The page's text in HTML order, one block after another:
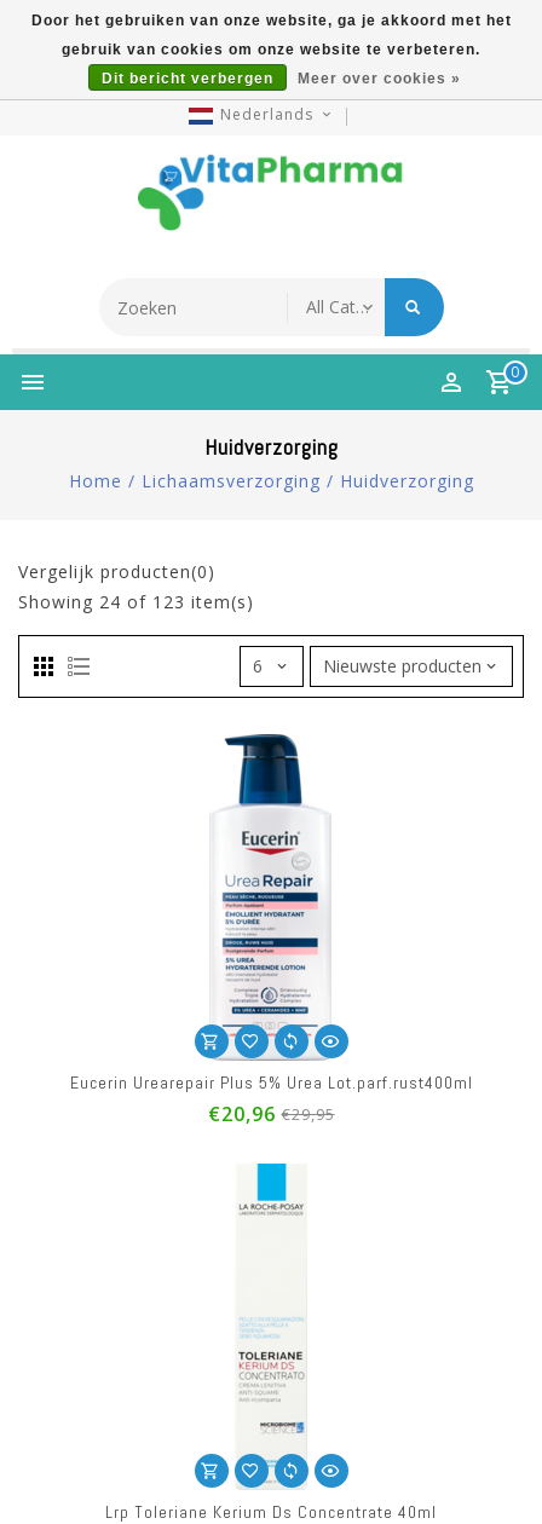
5% Korting Na Aanmelding Op Nieuwsbrief | Gratis
Verzending Vanaf €49 | Online Sinds 2007
Nederlands
0
Huidverzorging
Home / Lichaamsverzorging / Huidverzorging
Vergelijk producten(0)
Showing 24 of 123 item(s)
Eucerin Urearepair Plus 5% Urea Lot.parf.rust400ml
€20,96 €29,95
Lrp Toleriane Kerium Ds Concentrate 40ml
Door het gebruiken van onze website, ga je akkoord met het
gebruik van cookies om onze website te verbeteren.
Dit bericht verbergen
Meer over cookies »